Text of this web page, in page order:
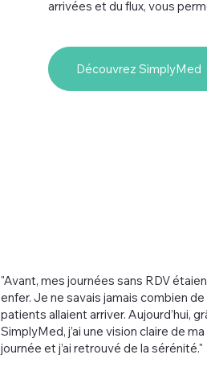
arrivées et du flux, vous
Découvrez SimplyMed
"Avant, mes journées sans RDV
enfer. Je ne savais jamais combien de
patients allaient arriver. Aujourd’hui,
SimplyMed, j’ai une vision claire de ma
journée et j’ai retrouvé de la sérénité."